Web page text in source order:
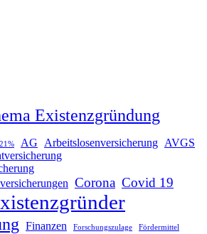
Existenzgründung
21% AG Arbeitslosenversicherung AVGS
Corona Covid 19
Finanzen Forschungszulage Fördermittel